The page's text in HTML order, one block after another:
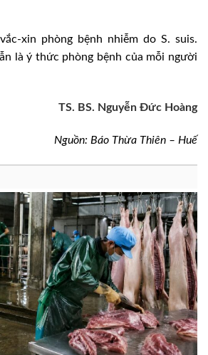
xin phòng bệnh nhiễm do S. suis.
là ý thức phòng bệnh của mỗi người
TS. BS. Nguyễn Đức Hoàng
Nguồn: Báo Thừa Thiên – Huế